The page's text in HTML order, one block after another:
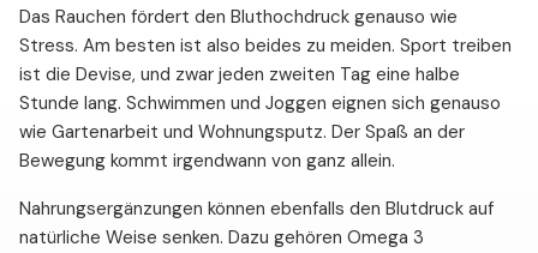
Das Rauchen fördert den Bluthochdruck genauso wie
Stress. Am besten ist also beides zu meiden. Sport treiben
ist die Devise, und zwar jeden zweiten Tag eine halbe
Stunde lang. Schwimmen und Joggen eignen sich genauso
wie Gartenarbeit und Wohnungsputz. Der Spaß an der
Bewegung kommt irgendwann von ganz allein.
Nahrungsergänzungen können ebenfalls den Blutdruck auf
natürliche Weise senken. Dazu gehören Omega 3